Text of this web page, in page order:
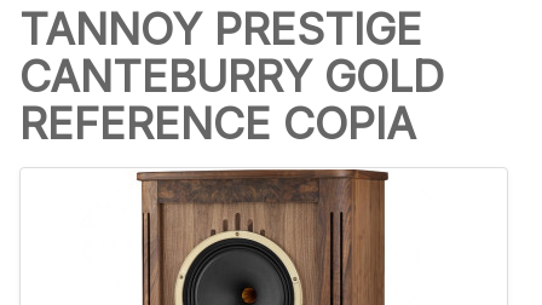
TANNOY PRESTIGE
CANTEBURRY GOLD
REFERENCE COPIA